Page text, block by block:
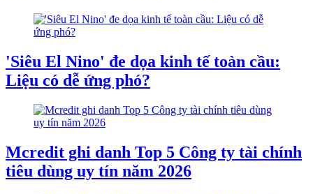
'Siêu El Nino' đe dọa kinh tế toàn cầu:
Liệu có dễ ứng phó?
Mcredit ghi danh Top 5 Công ty tài chính
tiêu dùng uy tín năm 2026